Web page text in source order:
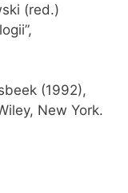
(red.)
(1992),
New York.